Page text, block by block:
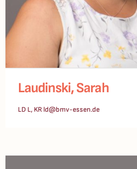
Laudinski, Sarah
LD L, KR ld@bmv-essen.de